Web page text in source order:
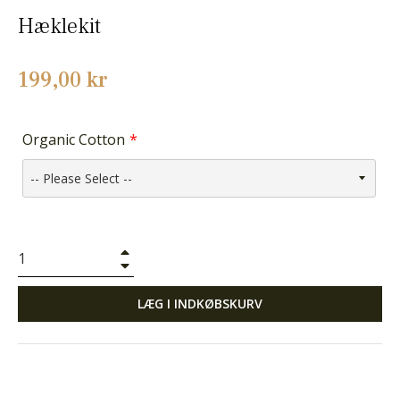
Hæklekit
Normalpris
199,00 kr
Organic Cotton
LÆG I INDKØBSKURV